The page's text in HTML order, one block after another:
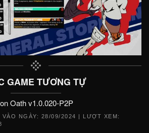
GAME TƯƠNG TỰ
Oath v1.0.020-P2P
NGÀY: 28/09/2024 | LƯỢT XEM: